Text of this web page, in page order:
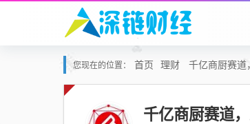
您现在的位置： 首页 理财 千亿商厨赛道
千亿商厨赛道